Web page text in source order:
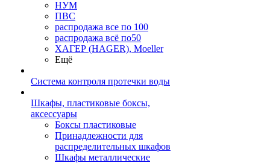
НУМ
ПВС
распродажа все по 100
распродажа всё по50
ХАГЕР (HAGER), Moeller
Ещё
Система контроля протечки воды
Шкафы, пластиковые боксы,
аксессуары
Боксы пластиковые
Принадлежности для
распределительных шкафов
Шкафы металлические